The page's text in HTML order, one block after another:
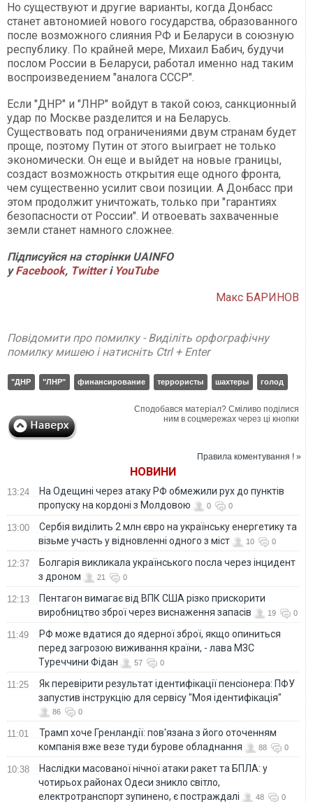
Но существуют и другие варианты, когда Донбасс
станет автономией нового государства, образованного
после возможного слияния РФ и Беларуси в союзную
республику. По крайней мере, Михаил Бабич, будучи
послом России в Беларуси, работал именно над таким
воспроизведением "аналога СССР".
Если "ДНР" и "ЛНР" войдут в такой союз, санкционный
удар по Москве разделится и на Беларусь.
Существовать под ограничениями двум странам будет
проще, поэтому Путин от этого выиграет не только
экономически. Он еще и выйдет на новые границы,
создаст возможность открытия еще одного фронта,
чем существенно усилит свои позиции. А Донбасс при
этом продолжит уничтожать, только при "гарантиях
безопасности от России". И отвоевать захваченные
земли станет намного сложнее.
Підписуйся на сторінки UAINFO
уFacebook, Twitterі YouTube
Макс БАРИНОВ
Повідомити про помилку - Виділіть орфографічну
помилку мишею і натисніть Ctrl + Enter
"ДНР "ЛНР" финансирование террористы шахтеры голод
Сподобався матеріал? Сміливо поділися
ним в соцмережах через ці кнопки
Правила коментування ! »
НОВИНИ
13:24
На Одещині через атаку РФ обмежили рух до пунктів
пропуску на кордоні з Молдовою
0 0
13:00
Сербія виділить 2 млн євро на українську енергетику та
візьме участь у відновленні одного з міст
10 0
12:37
Болгарія викликала українського посла через інцидент
з дроном
21 0
12:13
Пентагон вимагає від ВПК США різко прискорити
виробництво зброї через виснаження запасів
19 0
11:49
РФ може вдатися до ядерної зброї, якщо опиниться
перед загрозою виживання країни, - лава МЗС
Туреччини Фідан
57 0
11:25
Як перевірити результат ідентифікації пенсіонера: ПФУ
запустив інструкцію для сервісу "Моя ідентифікація"
86 0
11:01
Трамп хоче Гренландії: пов'язана з його оточенням
компанія вже везе туди бурове обладнання
88 0
10:38
Наслідки масованої нічної атаки ракет та БПЛА: у
чотирьох районах Одеси зникло світло,
електротранспорт зупинено, є постраждалі
48 0